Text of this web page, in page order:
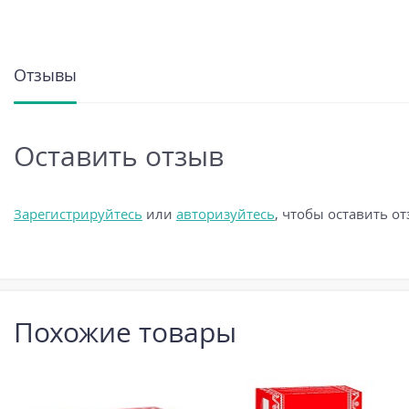
Отзывы
Оставить отзыв
Зарегистрируйтесь или авторизуйтесь, чтобы оставить
Похожие товары